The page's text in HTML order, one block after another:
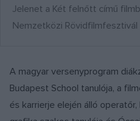
Jelenet a Két felnőtt című
Nemzetközi Rövidfilmfesztivál
A magyar versenyprogram
Budapest School tanulója, a
és karrierje elején álló